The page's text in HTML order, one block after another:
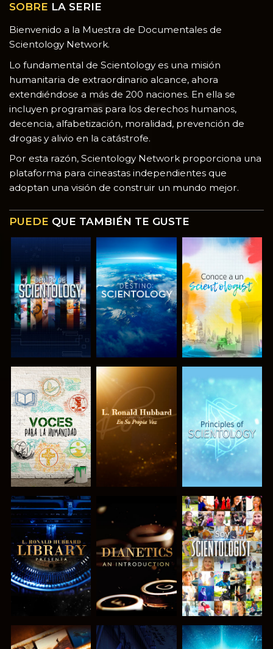
SOBRE LA SERIE
Bienvenido a la Muestra de Documentales de
Scientology Network.
Lo fundamental de Scientology es una misión
humanitaria de extraordinario alcance, ahora
extendiéndose a más de 200 naciones. En ella se
incluyen programas para los derechos humanos,
decencia, alfabetización, moralidad, prevención de
drogas y alivio en la catástrofe.
Por esta razón, Scientology Network proporciona una
plataforma para cineastas independientes que
adoptan una visión de construir un mundo mejor.
PUEDE QUE TAMBIÉN TE GUSTE
EXPLORA LAS
SERIES
EXPLORA LAS
SERIES
EXPLORA LAS
SERIES
EXPLORA LAS
SERIES
EXPLORA LAS
SERIES
VE